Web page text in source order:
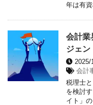
年は有
会計業
ジェン
2025/
会計
税理士
を検討
イト」